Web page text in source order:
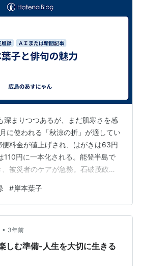
深まりつつあるが、まだ肌寒さを感
に使われる「秋涼の折」が適してい
料金が値上げされ、はがきは63円
110円に一本化される。能登半島で
被災者のケアが急務。石破茂政権
程が示され、矛盾を感じる。 コメ
でよく使われる季語。岸本葉子さん
したエッセイで知られ、特に季語
高く評価されています。彼女のエ
いを鋭敏に捉え、日常の中に潜む
細に描写すること…
#岸本葉子
• 3年前
しむ準備-人生を大切に生きる